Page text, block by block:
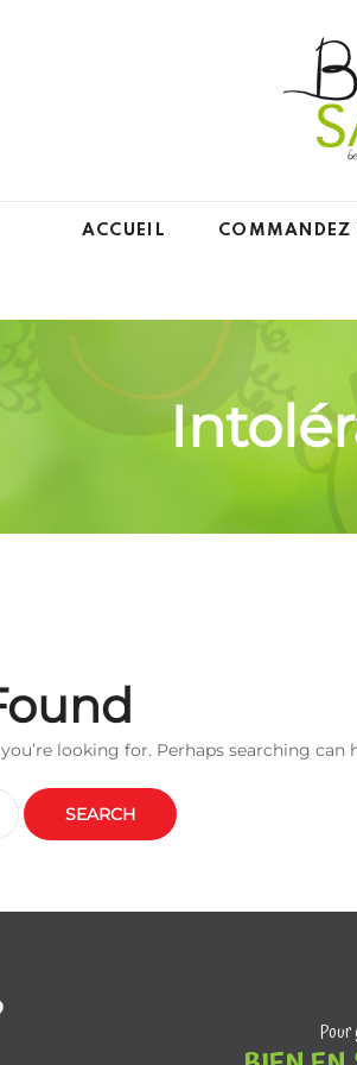
ACCUEIL COMMANDEZ
looking for. Perhaps searching can
SEARCH
Pour